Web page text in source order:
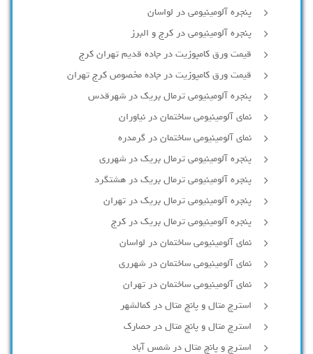
پنجره آلومینیومی در لواسان
پنجره آلومینیومی در کرج و البرز
قیمت ورق کامپوزیت در جاده قدیم تهران کرج
قیمت ورق کامپوزیت در جاده مخصوص کرج تهران
پنجره آلومینیومی ترمال بریک در شهرقدس
نمای آلومینیومی ساختمان در نیاوران
نمای آلومینیومی ساختمان در گرمدره
پنجره آلومینیومی ترمال بریک در شهرری
پنجره آلومینیومی ترمال بریک در هشتگرد
پنجره آلومینیومی ترمال بریک در تهران
پنجره آلومینیومی ترمال بریک در کرج
نمای آلومینیومی ساختمان در لواسان
نمای آلومینیومی ساختمان در شهرری
نمای آلومینیومی ساختمان در تهران
استرچ متال و پانچ متال در کمالشهر
استرچ متال و پانچ متال در حصارك
استرچ و پانچ متال در شمس آباد